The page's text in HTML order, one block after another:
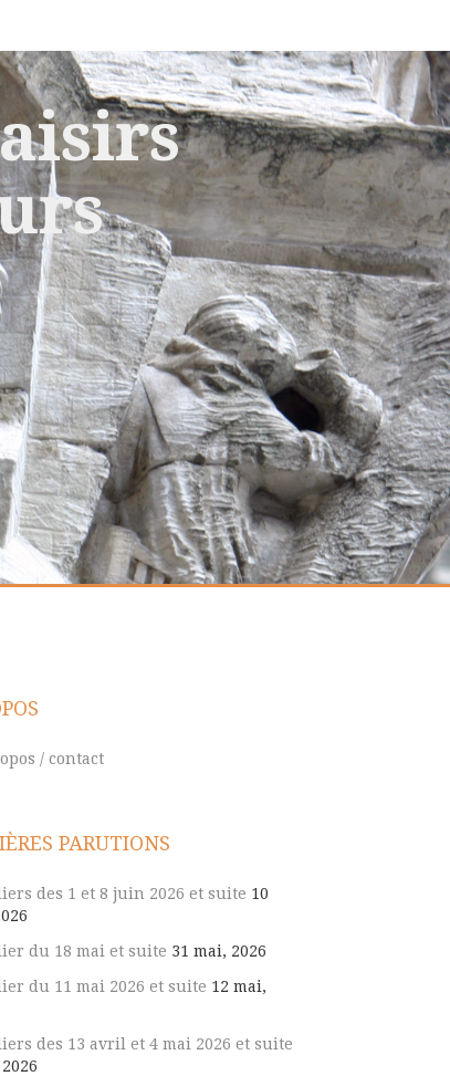
/ contact
PARUTIONS
des 1 et 8 juin 2026 et suite 10
du 18 mai et suite 31 mai, 2026
du 11 mai 2026 et suite 12 mai,
des 13 avril et 4 mai 2026 et suite